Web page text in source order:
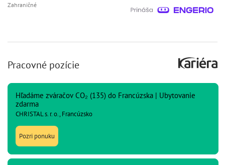
Zahraničné
Pracovné pozície
Hľadáme zváračov CO₂ (135) do Francúzska | Ubytovanie
zdarma
CHRISTAL s. r. o., Francúzsko
Pozri ponuku